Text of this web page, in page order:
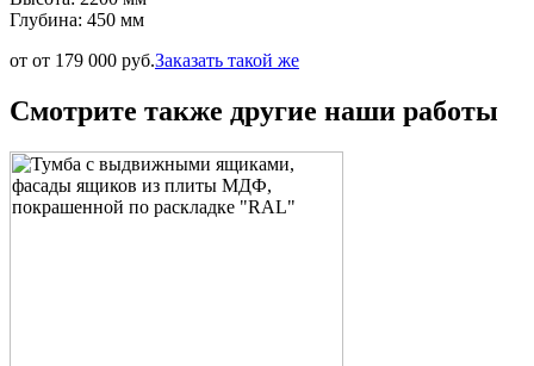
Глубина: 450 мм
от от 179 000 руб.Заказать такой же
Смотрите также другие наши работы